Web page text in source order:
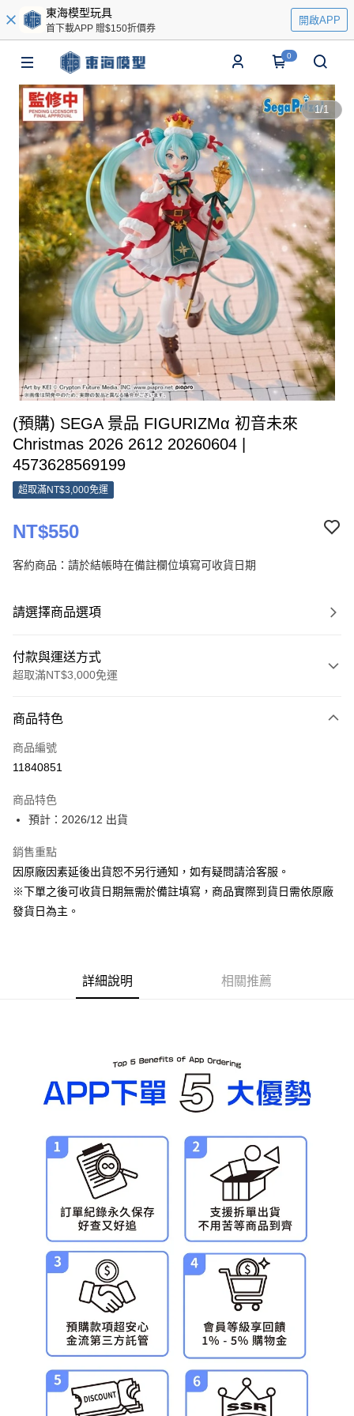
東海模型玩具
首下載APP 贈$150折價券
開啟APP
0
1/1
(預購) SEGA 景品 FIGURIZMα 初音未來
Christmas 2026 2612 20260604 |
4573628569199
超取滿NT$3,000免運
NT$550
客約商品：請於結帳時在備註欄位填寫可收貨日期
請選擇商品選項
付款與運送方式
超取滿NT$3,000免運
信用卡一次付款
超商取貨付款
ATM付款
運送方式
預購-全家取貨付款(舊)
預購-7-11取貨付款(舊)
每筆NT$90，滿NT$3,000(含以上)免運費
預購-宅配(舊)
每筆NT$120，滿NT$3,000(含以上)免運費
預購-宅配(離島)(舊)
每筆NT$160，滿NT$3,000(含以上)免運費
東海門市自取，需自備購物袋取貨唷。
商品特色
商品編號
11840851
商品特色
預計：2026/12 出貨
銷售重點
因原廠因素延後出貨恕不另行通知，如有疑問請洽客服。
※下單之後可收貨日期無需於備註填寫，商品實際到貨日需依原廠
發貨日為主。
詳細說明 相關推薦